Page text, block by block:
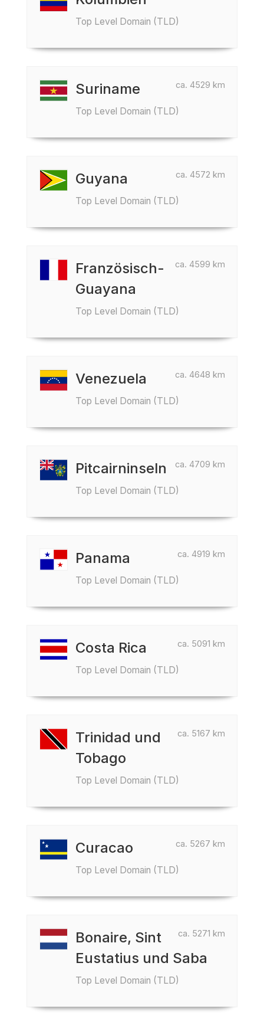
Top Level Domain (TLD)
ca. 4529 km
Suriname
Top Level Domain (TLD)
ca. 4572 km
Guyana
Top Level Domain (TLD)
ca. 4599 km
Französisch-
Guayana
Top Level Domain (TLD)
ca. 4648 km
Venezuela
Top Level Domain (TLD)
ca. 4709 km
Pitcairninseln
Top Level Domain (TLD)
ca. 4919 km
Panama
Top Level Domain (TLD)
ca. 5091 km
Costa Rica
Top Level Domain (TLD)
ca. 5167 km
Trinidad und
Tobago
Top Level Domain (TLD)
ca. 5267 km
Curacao
Top Level Domain (TLD)
ca. 5271 km
Bonaire, Sint
Eustatius und Saba
Top Level Domain (TLD)